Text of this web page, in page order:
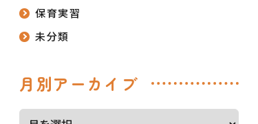
保育実習
未分類
月別アーカイブ